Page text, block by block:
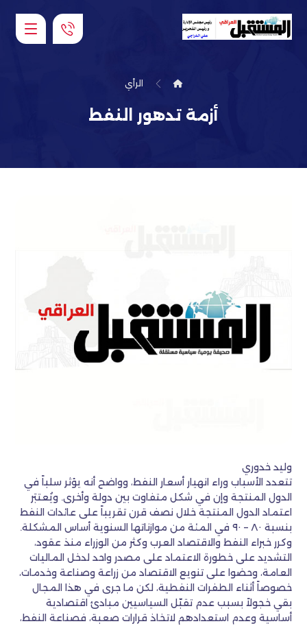
الرأي
أزمة تدهور النفط
وليد خدوري
تتعدد الأسباب وراء انهيار أسعار النفط، وواضح أنه يؤثر سلباً في
الدول المنتجة وإن في شكل متفاوت بين دولة وأخرى. ويُعتبَر
اعتماد الدول المنتجة خلال نصف قرن تقريباً على عائدات النفط
بنسبة ٨٠ – ٩٠ في المئة من موازناتها السنوية أساس المشكلة.
وكرر خبراء النفط والاقتصاد العرب وكثر من الوزراء منذ عقود،
التشديد على خطورة الاعتماد على مصدر واحد لدخل الماليات
العامة، وحضوا على تنويع الاقتصاد من زراعة وصناعة وخدمات،
خصوصاً أثناء الطفرات النفطية، لكن ما جرى في هذا المجال
بقي خجولاً بسبب عدم تقبّل السياسيين مبادئ اقتصادية
أساسية وعدم استعدادهم لاتخاذ قرارات صعبة، فصناعة النفط،